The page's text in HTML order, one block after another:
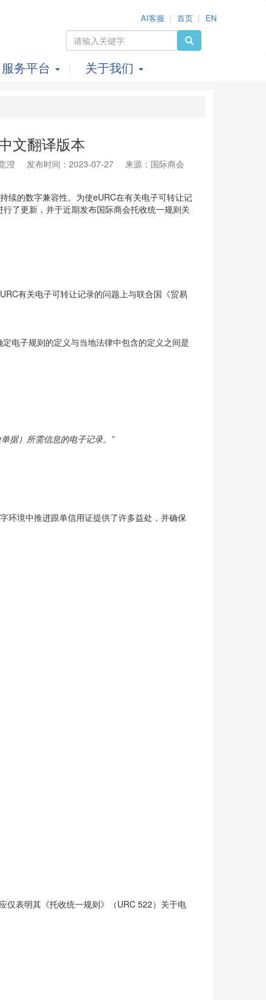
AI客服 首页 EN
服务平台 关于我们
文翻译版本
澄 发布时间：2023-07-27 来源：国际商会
续的数字兼容性。为使eURC在有关电子可转让记
了更新，并于近期发布国际商会托收统一规则关
有关电子可转让记录的问题上与联合国《贸易
电子规则的定义与当地法律中包含的定义之间是
据）所需信息的电子记录。 ”
环境中推进跟单信用证提供了许多益处，并确保
仅表明其《托收统一规则》（URC 522）关于电